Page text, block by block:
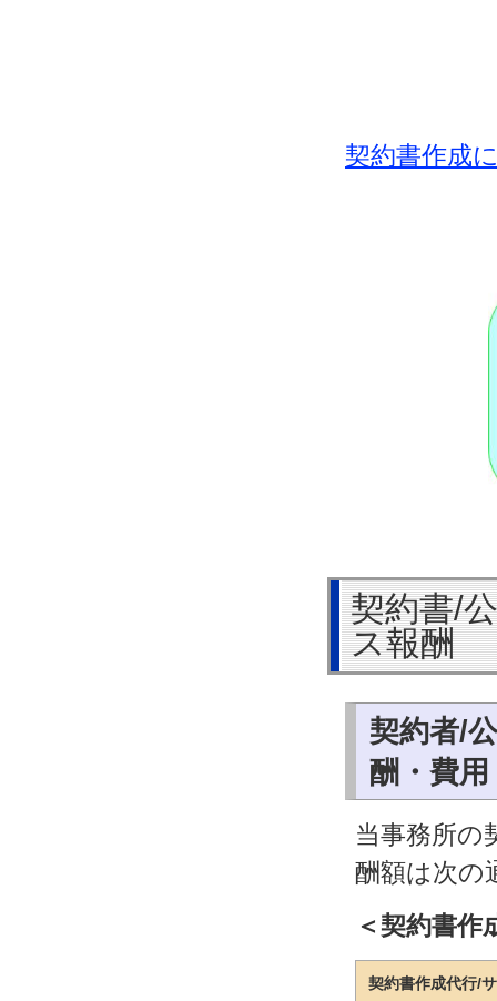
契約書作成
契約書/
ス報酬
契約者/
酬・費用
当事務所の
酬額は次の
＜契約書作
契約書作成代行/